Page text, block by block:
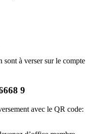
sont à verser sur le compte
9
avec le QR code: